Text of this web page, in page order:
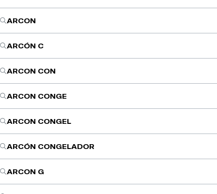
ARCON
ARCÓN C
ARCON CON
ARCON CONGE
ARCON CONGEL
ARCÓN CONGELADOR
ARCON G